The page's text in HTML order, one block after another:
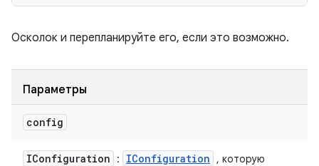
Осколок и перепланируйте его, если это возможно.
Параметры
config
IConfiguration : IConfiguration
, которую